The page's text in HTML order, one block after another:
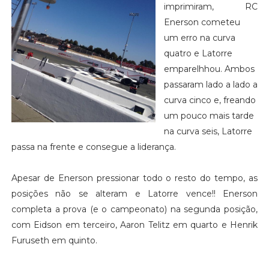
imprimiram, RC
Enerson cometeu
um erro na curva
quatro e Latorre
emparelhhou. Ambos
passaram lado a lado a
curva cinco e, freando
um pouco mais tarde
na curva seis, Latorre
passa na frente e consegue a liderança.
Apesar de Enerson pressionar todo o resto do tempo, as
posições não se alteram e Latorre vence!! Enerson
completa a prova (e o campeonato) na segunda posição,
com Eidson em terceiro, Aaron Telitz em quarto e Henrik
Furuseth em quinto.